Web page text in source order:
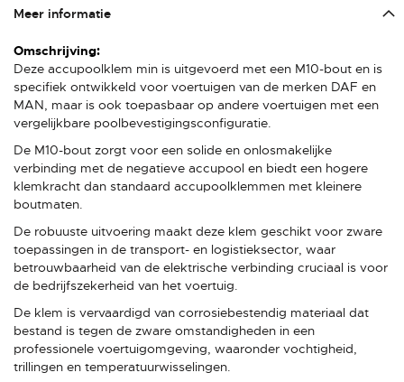
Meer informatie
Meer
informatie
Deze accupoolklem min is uitgevoerd met een M10-bout en is
specifiek ontwikkeld voor voertuigen van de merken DAF en
MAN, maar is ook toepasbaar op andere voertuigen met een
vergelijkbare poolbevestigingsconfiguratie.
De M10-bout zorgt voor een solide en onlosmakelijke
verbinding met de negatieve accupool en biedt een hogere
klemkracht dan standaard accupoolklemmen met kleinere
boutmaten.
De robuuste uitvoering maakt deze klem geschikt voor zware
toepassingen in de transport- en logistieksector, waar
betrouwbaarheid van de elektrische verbinding cruciaal is voor
de bedrijfszekerheid van het voertuig.
De klem is vervaardigd van corrosiebestendig materiaal dat
bestand is tegen de zware omstandigheden in een
professionele voertuigomgeving, waaronder vochtigheid,
trillingen en temperatuurwisselingen.